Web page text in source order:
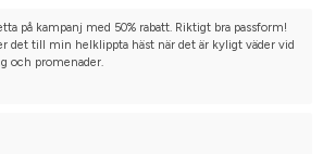
på kampanj med 50% rabatt. Riktigt bra passform!
det till min helklippta häst när det är kyligt väder vid
och promenader.